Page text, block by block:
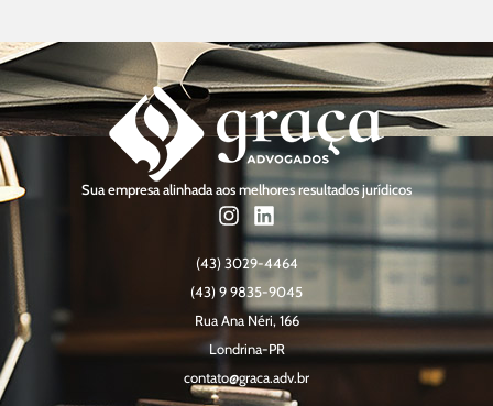
Sua empresa alinhada aos melhores resultados jurídicos
(43) 3029-4464
(43) 9 9835-9045
Rua Ana Néri, 166
Londrina-PR
contato@graca.adv.br